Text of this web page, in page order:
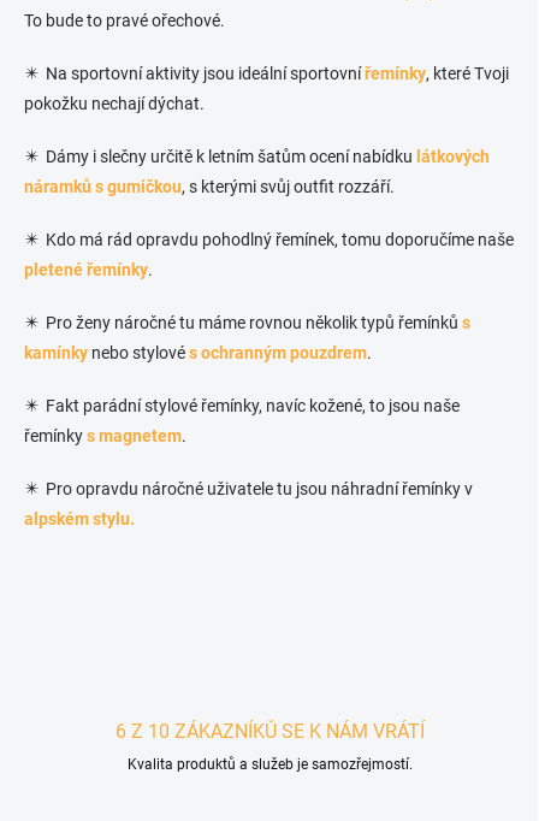
To bude to pravé ořechové.
✴️ Na sportovní aktivity jsou ideální sportovnířemínky, které Tvoji
pokožku nechají dýchat.
✴️ Dámy i slečny určitě k letním šatům ocení nabídku látkových
náramků s gumičkou, s kterými svůj outfit rozzáří.
✴️ Kdo má rád opravdu pohodlný řemínek, tomu doporučíme naše
pletené řemínky.
✴️ Pro ženy náročné tu máme rovnou několik typů řemínků s
kamínky nebo stylovés ochranným pouzdrem.
✴️ Fakt parádní stylové řemínky, navíc kožené, to jsou naše
řemínkys magnetem.
✴️ Pro opravdu náročné uživatele tu jsou náhradní řemínky v
alpském stylu.
6 Z 10 ZÁKAZNÍKŮ SE K NÁM VRÁTÍ
Kvalita produktů a služeb je samozřejmostí.